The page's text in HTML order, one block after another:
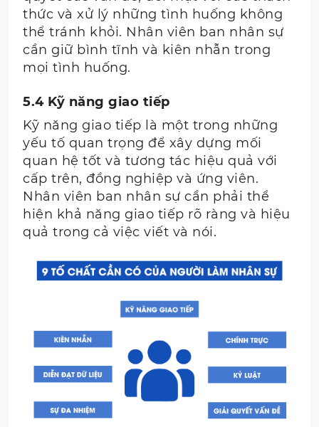
thức và xử lý những tình huống không
thể tránh khỏi. Nhân viên ban nhân sự
cần giữ bình tĩnh và kiên nhẫn trong
mọi tình huống.
5.4 Kỹ năng giao tiếp
Kỹ năng giao tiếp là một trong những
yếu tố quan trọng để xây dựng mối
quan hệ tốt và tương tác hiệu quả với
cấp trên, đồng nghiệp và ứng viên.
Nhân viên ban nhân sự cần phải thể
hiện khả năng giao tiếp rõ ràng và hiệu
quả trong cả việc viết và nói.